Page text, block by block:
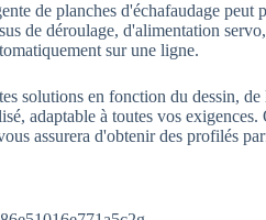
de planches d'échafaudage
de déroulage, d'alimentation
sur une ligne.
solutions en fonction du dessin,
adaptable à toutes vos
assurera d'obtenir des profilés